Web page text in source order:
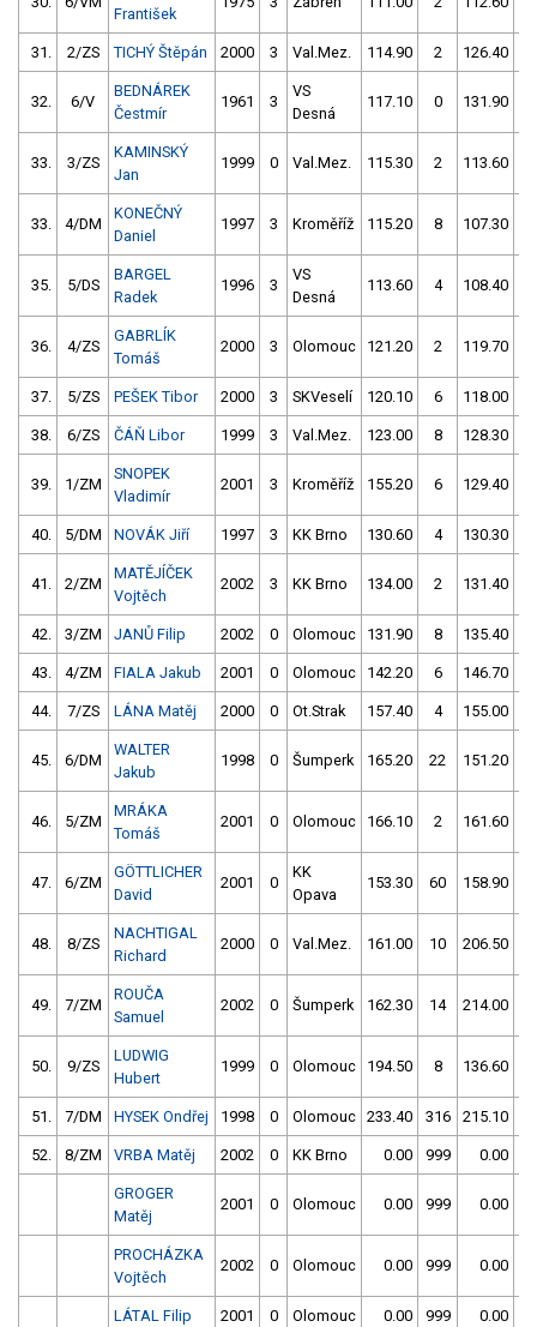
František
31. 2/ZS TICHÝ Štěpán 2000 3 Val.Mez. 114.90 2 126.40
32. 6/V
BEDNÁREK
Čestmír
1961 3
VS
Desná
117.10 0 131.90
33. 3/ZS
KAMINSKÝ
Jan
1999 0 Val.Mez. 115.30 2 113.60
33. 4/DM
KONEČNÝ
Daniel
1997 3 Kroměříž 115.20 8 107.30
35. 5/DS
BARGEL
Radek
1996 3
VS
Desná
113.60 4 108.40
36. 4/ZS
GABRLÍK
Tomáš
2000 3 Olomouc 121.20 2 119.70
37. 5/ZS PEŠEK Tibor 2000 3 SKVeselí 120.10 6 118.00
38. 6/ZS ČÁŇ Libor 1999 3 Val.Mez. 123.00 8 128.30
39. 1/ZM
SNOPEK
Vladimír
2001 3 Kroměříž 155.20 6 129.40
40. 5/DM NOVÁK Jiří 1997 3 KK Brno 130.60 4 130.30
41. 2/ZM
MATĚJÍČEK
Vojtěch
2002 3 KK Brno 134.00 2 131.40
42. 3/ZM JANŮ Filip 2002 0 Olomouc 131.90 8 135.40
43. 4/ZM FIALA Jakub 2001 0 Olomouc 142.20 6 146.70
44. 7/ZS LÁNA Matěj 2000 0 Ot.Strak 157.40 4 155.00
45. 6/DM
WALTER
Jakub
1998 0 Šumperk 165.20 22 151.20
46. 5/ZM
MRÁKA
Tomáš
2001 0 Olomouc 166.10 2 161.60
47. 6/ZM
GÖTTLICHER
David
2001 0
KK
Opava
153.30 60 158.90
48. 8/ZS
NACHTIGAL
Richard
2000 0 Val.Mez. 161.00 10 206.50
49. 7/ZM
ROUČA
Samuel
2002 0 Šumperk 162.30 14 214.00
50. 9/ZS
LUDWIG
Hubert
1999 0 Olomouc 194.50 8 136.60
51. 7/DM HYSEK Ondřej 1998 0 Olomouc 233.40 316 215.10
52. 8/ZM VRBA Matěj 2002 0 KK Brno 0.00 999 0.00
GROGER
Matěj
2001 0 Olomouc 0.00 999 0.00
PROCHÁZKA
Vojtěch
2002 0 Olomouc 0.00 999 0.00
LÁTAL Filip 2001 0 Olomouc 0.00 999 0.00